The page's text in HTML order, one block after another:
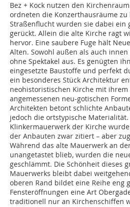
Bez + Kock nutzen den
ordneten die Konzerthausräume
Straßenflucht wurden sie dabei ein
gerückt. Allein die alte Kirche ragt
hervor. Eine saubere Fuge hält
Alten. Sowohl außen als auch
ohne Spektakel aus. Es genügten
eingesetzte Baustoffe und perfekt
ein besonderes Stück Architektur
neohistoristischen Kirche mit
angemessenen neu-gotischen
Architekten betont schlichte
jedoch die ortstypische Materialität.
Klinkermauerwerk der Kirche
der Anbauten zwar zitiert – aber
Während das alte Mauerwerk an
unangetastet blieb, wurden die
geschlämmt. Die Schönheit dieses
Mauerwerks bleibt dabei
oberen Rand bildet eine Reihe eng
Fensteröffnungen eine Art
traditionell nur an Kirchenschiffen